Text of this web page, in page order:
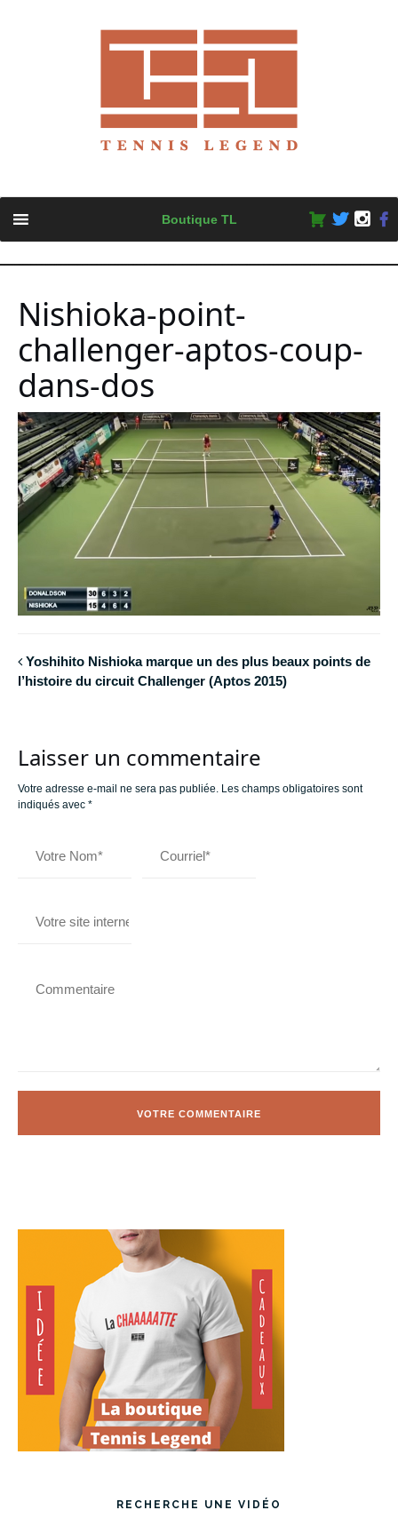
content
Boutique TL
Nishioka-point-
challenger-aptos-coup-
dans-dos
Yoshihito Nishioka marque un des plus beaux points de
l’histoire du circuit Challenger (Aptos 2015)
Laisser un commentaire
Votre adresse e-mail ne sera pas publiée. Les champs obligatoires sont
indiqués avec *
RECHERCHE UNE VIDÉO